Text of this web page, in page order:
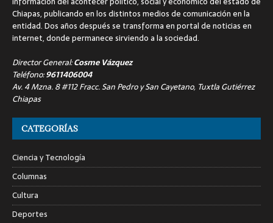
Chiapas, publicando en los distintos medios de comunicación en la
entidad. Dos años después se transforma en portal de noticias en
internet, donde permanece sirviendo a la sociedad.
Director General:Cosme Vázquez
Teléfono:9611406004
Av. 4 Mzna. 8 #112 Fracc. San Pedro y San Cayetano, Tuxtla Gutiérrez
Chiapas
CATEGORÍAS
Ciencia y Tecnología
Columnas
Cultura
Deportes